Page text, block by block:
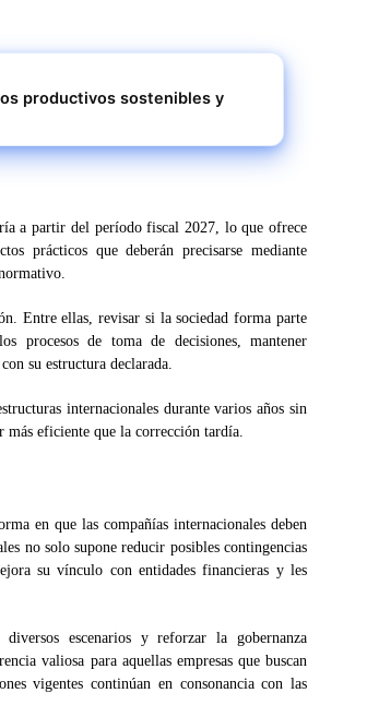
productivos sostenibles y
a partir del período fiscal 2027, lo que ofrece
prácticos que deberán precisarse mediante
Entre ellas, revisar si la sociedad forma parte
procesos de toma de decisiones, mantener
su estructura declarada.
internacionales durante varios años sin
más eficiente que la corrección tardía.
en que las compañías internacionales deben
no solo supone reducir posibles contingencias
su vínculo con entidades financieras y les
escenarios y reforzar la gobernanza
valiosa para aquellas empresas que buscan
vigentes continúan en consonancia con las